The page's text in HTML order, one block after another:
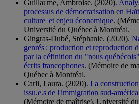
Guillaume, Ambroise. (2020).
processus de démocratisation en
culturel et enjeu économique.
Université du Québec à Montréal.
Gingras-Dubé, Stéphanie. (2020).
genrés : production et reproduction
par la définition du "nous
écrits francophones. (Mémoire de
Québec à Montréal.
Carli, Laura. (2020). La
issu.e.s de l'immigration sud-
(Mémoire de maîtrise). Université